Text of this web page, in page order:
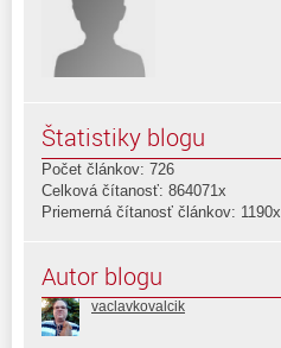
Štatistiky blogu
Počet článkov: 726
Celková čítanosť: 864071x
Priemerná čítanosť článkov: 1190x
Autor blogu
vaclavkovalcik